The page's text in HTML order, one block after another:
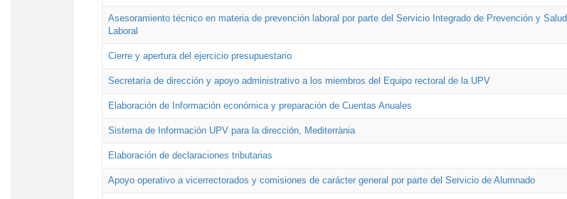
Asesoramiento técnico en materia de prevención laboral por parte del Servicio Integrado de Prevención y Salud
Laboral
Cierre y apertura del ejercicio presupuestario
Secretaría de dirección y apoyo administrativo a los miembros del Equipo rectoral de la UPV
Elaboración de Información económica y preparación de Cuentas Anuales
Sistema de Información UPV para la dirección, Mediterrània
Elaboración de declaraciones tributarias
Apoyo operativo a vicerrectorados y comisiones de carácter general por parte del Servicio de Alumnado